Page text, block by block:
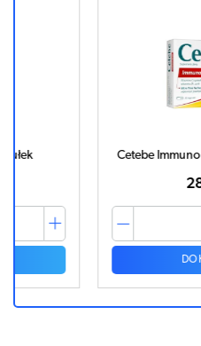
Cetebe Immuno
DO